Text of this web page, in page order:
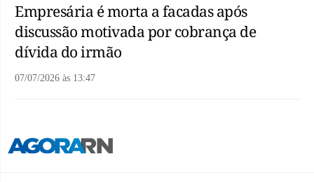
Empresária é morta a facadas após
discussão motivada por cobrança de
dívida do irmão
07/07/2026 às 13:47